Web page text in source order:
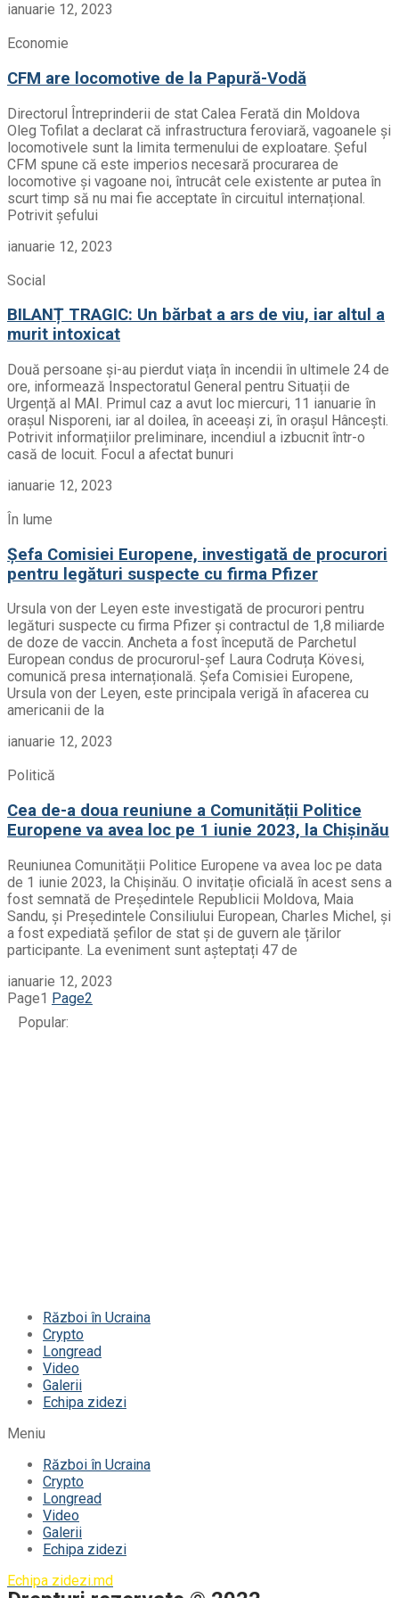
ianuarie 12, 2023
Economie
CFM are locomotive de la Papură-Vodă
Directorul Întreprinderii de stat Calea Ferată din Moldova
Oleg Tofilat a declarat că infrastructura feroviară, vagoanele și
locomotivele sunt la limita termenului de exploatare. Șeful
CFM spune că este imperios necesară procurarea de
locomotive și vagoane noi, întrucât cele existente ar putea în
scurt timp să nu mai fie acceptate în circuitul internațional.
Potrivit șefului
ianuarie 12, 2023
Social
BILANȚ TRAGIC: Un bărbat a ars de viu, iar altul a
murit intoxicat
Două persoane și-au pierdut viața în incendii în ultimele 24 de
ore, informează Inspectoratul General pentru Situații de
Urgență al MAI. Primul caz a avut loc miercuri, 11 ianuarie în
orașul Nisporeni, iar al doilea, în aceeași zi, în orașul Hâncești.
Potrivit informațiilor preliminare, incendiul a izbucnit într-o
casă de locuit. Focul a afectat bunuri
ianuarie 12, 2023
În lume
Șefa Comisiei Europene, investigată de procurori
pentru legături suspecte cu firma Pfizer
Ursula von der Leyen este investigată de procurori pentru
legături suspecte cu firma Pfizer și contractul de 1,8 miliarde
de doze de vaccin. Ancheta a fost începută de Parchetul
European condus de procurorul-șef Laura Codruța Kövesi,
comunică presa internațională. Șefa Comisiei Europene,
Ursula von der Leyen, este principala verigă în afacerea cu
americanii de la
ianuarie 12, 2023
Politică
Cea de-a doua reuniune a Comunității Politice
Europene va avea loc pe 1 iunie 2023, la Chișinău
Reuniunea Comunității Politice Europene va avea loc pe data
de 1 iunie 2023, la Chișinău. O invitație oficială în acest sens a
fost semnată de Președintele Republicii Moldova, Maia
Sandu, și Președintele Consiliului European, Charles Michel, și
a fost expediată șefilor de stat și de guvern ale țărilor
participante. La eveniment sunt așteptați 47 de
ianuarie 12, 2023
Page1 Page2
Popular:
Război în Ucraina
Crypto
Longread
Video
Galerii
Echipa zidezi
Meniu
Război în Ucraina
Crypto
Longread
Video
Galerii
Echipa zidezi
Echipa zidezi.md